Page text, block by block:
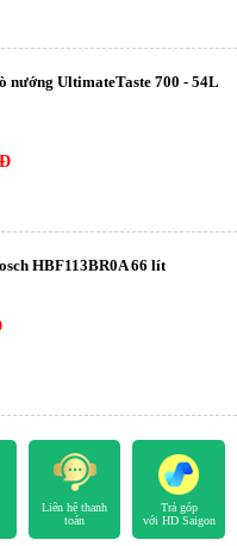
nướng UltimateTaste 700 - 54L
HBF113BR0A 66 lít
Liên hệ thanh
toán
Trả góp
với HD Saigon